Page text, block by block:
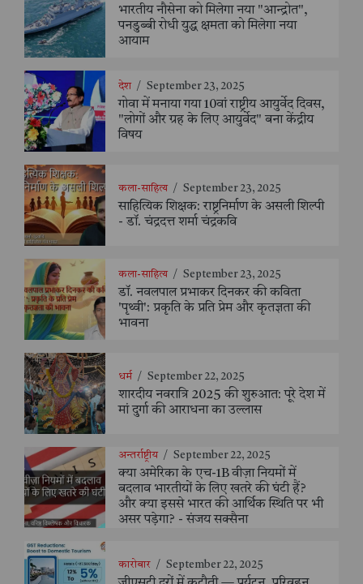
भारतीय नौसेना को मिलेगा नया "आन्द्रोत",
पनडुब्बी रोधी युद्ध क्षमता को मिलेगा नया
आयाम
देश / September 23, 2025
गोवा में मनाया गया 10वां राष्ट्रीय आयुर्वेद दिवस,
"लोगों और ग्रह के लिए आयुर्वेद" बना केंद्रीय
विषय
कला-साहित्य / September 23, 2025
साहित्यिक शिक्षक: राष्ट्रनिर्माण के असली शिल्पी
- डॉ. चंद्रदत्त शर्मा चंद्रकवि
कला-साहित्य / September 23, 2025
डॉ. नवलपाल प्रभाकर दिनकर की कविता
'पृथ्वी': प्रकृति के प्रति प्रेम और कृतज्ञता की
भावना
धर्म / September 22, 2025
शारदीय नवरात्रि 2025 की शुरुआत: पूरे देश में
मां दुर्गा की आराधना का उल्लास
अन्तर्राष्ट्रीय / September 22, 2025
क्या अमेरिका के एच-1B वीज़ा नियमों में
बदलाव भारतीयों के लिए खतरे की घंटी हैं?
और क्या इससे भारत की आर्थिक स्थिति पर भी
असर पड़ेगा? - संजय सक्सैना
कारोबार / September 22, 2025